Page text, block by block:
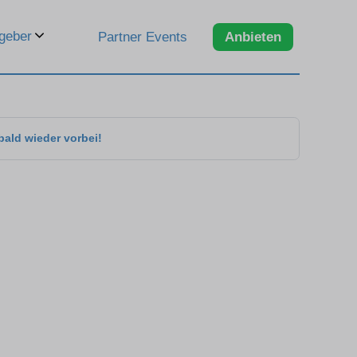
Partner Events Anbieten
wieder vorbei!